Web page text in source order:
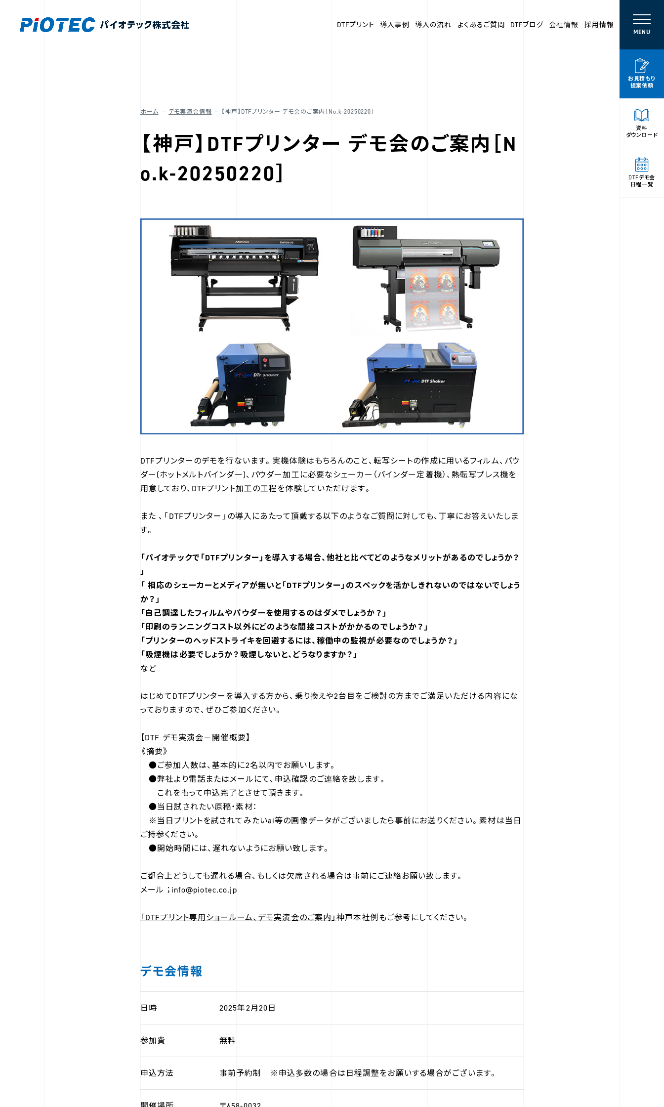
MENU
DTFプリント 導入事例 導入の流れ よくあるご質問 DTFブログ 会社情報 採用情報
お見積もり
提案依頼
資料
ダウンロード
DTFデモ会
日程一覧
ホーム デモ実演会情報 【神戸】DTFプリンター デモ会のご案内［No.k-20250220］
【神戸】DTFプリンター デモ会のご案内［N
o.k-20250220］
DTFプリンターのデモを行ないます。実機体験はもちろんのこと、転写シートの作成に用いるフィルム、パウ
ダー(ホットメルトバインダー)、パウダー加工に必要なシェーカー（バインダー定着機）、熱転写プレス機を
用意しており、DTFプリント加工の工程を体験していただけます。
また 、「DTFプリンター」の導入にあたって頂戴する以下のようなご質問に対しても、丁寧にお答えいたしま
す。
「パイオテックで「DTFプリンター」を導入する場合、他社と比べてどのようなメリットがあるのでしょうか？
」
「 相応のシェーカーとメディアが無いと「DTFプリンター」のスペックを活かしきれないのではないでしょう
か？」
「自己調達したフィルムやパウダーを使用するのはダメでしょうか？」
「印刷のランニングコスト以外にどのような間接コストがかかるのでしょうか？」
「プリンターのヘッドストライキを回避するには、稼働中の監視が必要なのでしょうか？」
「吸煙機は必要でしょうか？吸煙しないと、どうなりますか？」
など
はじめてDTFプリンターを導入する方から、乗り換えや2台目をご検討の方までご満足いただける内容にな
っておりますので、ぜひご参加ください。
【DTF デモ実演会－開催概要】
《摘要》
●ご参加人数は、基本的に2名以内でお願いします。
●弊社より電話またはメールにて、申込確認のご連絡を致します。
これをもって申込完了とさせて頂きます。
●当日試されたい原稿・素材：
※当日プリントを試されてみたいai等の画像データがございましたら事前にお送りください。素材は当日
ご持参ください。
●開始時間には、遅れないようにお願い致します。
ご都合上どうしても遅れる場合、もしくは欠席される場合は事前にご連絡お願い致します。
メール ；info@piotec.co.jp
「DTFプリント専用ショールーム、デモ実演会のご案内」神戸本社例もご参考にしてください。
デモ会情報
日時 2025年2月20日
参加費 無料
申込方法 事前予約制 ※申込多数の場合は日程調整をお願いする場合がございます。